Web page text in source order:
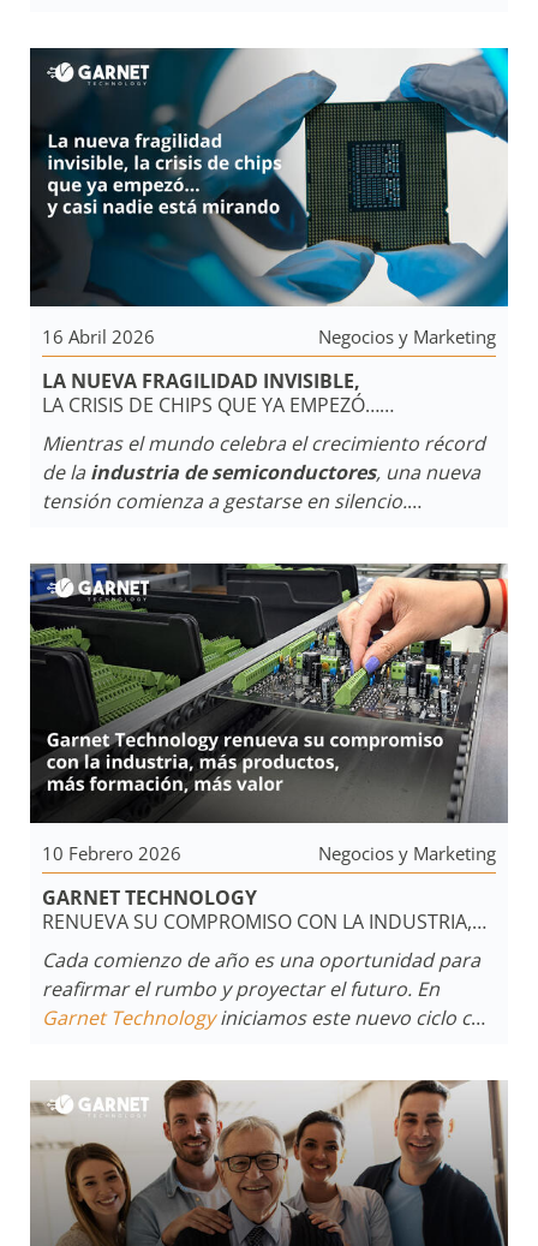
vez más evidente, es sí, y no por romanticismo
industrial, sino por estrategia.
16 Abril 2026 Negocios y Marketing
LA NUEVA FRAGILIDAD INVISIBLE,
LA CRISIS DE CHIPS QUE YA EMPEZÓ…
Y CASI NADIE ESTÁ MIRANDO
Mientras el mundo celebra el crecimiento récord
de la industria de semiconductores, una nueva
tensión comienza a gestarse en silencio.
concentración de la demanda y el contexto
geopolítico, esta“nueva crisis”
ya empieza a
impactar en precios, disponibilidad y planificación
tecnológica a nivel global.
10 Febrero 2026 Negocios y Marketing
GARNET TECHNOLOGY
RENUEVA SU COMPROMISO CON LA INDUSTRIA,
MÁS PRODUCTOS, MÁS FORMACIÓN, MÁS VALOR
Cada comienzo de año es una oportunidad para
reafirmar el rumbo y proyectar el futuro. En
Garnet Technologyiniciamos este nuevo ciclo con
tecnologías en seguridad confiables,
innovadoras y alineadas a las necesidades
reales del mercado, fortaleciendo al mismo
tiempo a toda la comunidad que forma parte del
sector.